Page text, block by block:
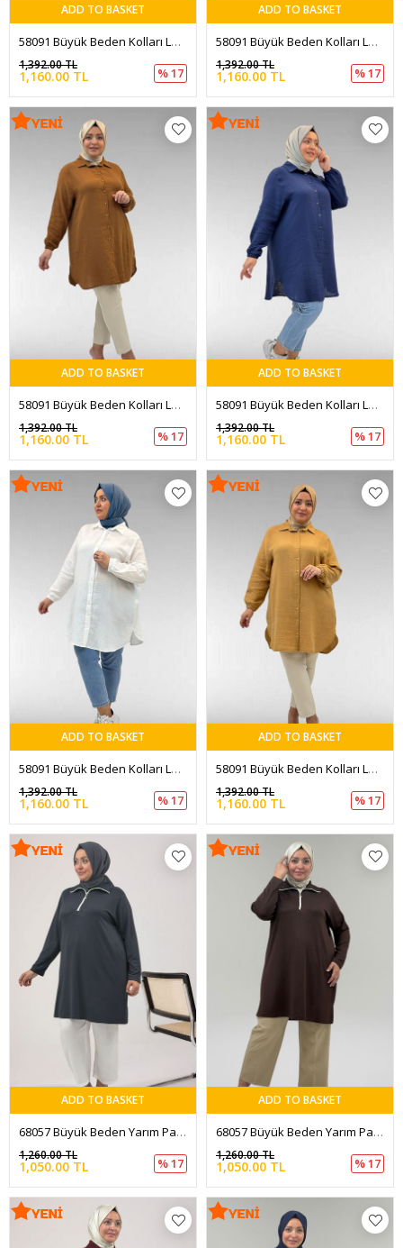
ADD TO BASKET
58091 Büyük Beden Kolları Lastikli Müslin Gömlek - Antrasit
1,160.00 TL
1,392.00 TL
% 17
ADD TO BASKET
58091 Büyük Beden Kolları Lastikli Müslin Gömlek - Tarçın
1,160.00 TL
1,392.00 TL
% 17
ADD TO BASKET
58091 Büyük Beden Kolları Lastikli Müslin Gömlek - Kahve
1,160.00 TL
1,392.00 TL
% 17
ADD TO BASKET
58091 Büyük Beden Kolları Lastikli Müslin Gömlek - Lacivert
1,160.00 TL
1,392.00 TL
% 17
ADD TO BASKET
58091 Büyük Beden Kolları Lastikli Müslin Gömlek - Ekru
1,160.00 TL
1,392.00 TL
% 17
ADD TO BASKET
58091 Büyük Beden Kolları Lastikli Müslin Gömlek - Bisküvi
1,160.00 TL
1,392.00 TL
% 17
ADD TO BASKET
68057 Büyük Beden Yarım Pat Fermuarlı Modal Tunik - Antrasit
1,050.00 TL
1,260.00 TL
% 17
ADD TO BASKET
68057 Büyük Beden Yarım Pat Fermuarlı Modal Tunik - Kahve
1,050.00 TL
1,260.00 TL
% 17